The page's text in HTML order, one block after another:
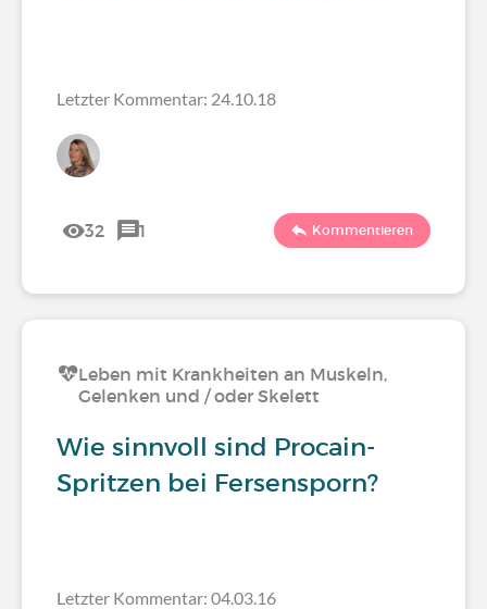
Letzter Kommentar: 24.10.18
32 1 Kommentieren
Leben mit Krankheiten an Muskeln,
Gelenken und / oder Skelett
Wie sinnvoll sind Procain-
Spritzen bei Fersensporn?
Letzter Kommentar: 04.03.16